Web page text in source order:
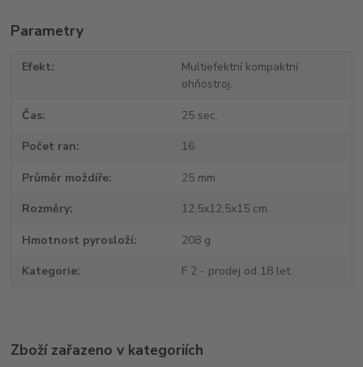
Parametry
Efekt
Multiefektní kompaktní
ohňostroj.
Čas 25 sec.
Počet ran 16
Průměr moždíře 25 mm
Rozměry 12,5x12,5x15 cm.
Hmotnost pyrosloží 208 g
Kategorie F 2 - prodej od 18 let.
Zboží zařazeno v kategoriích